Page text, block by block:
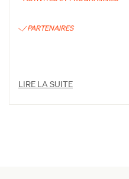
PARTENAIRES
LIRE LA SUITE